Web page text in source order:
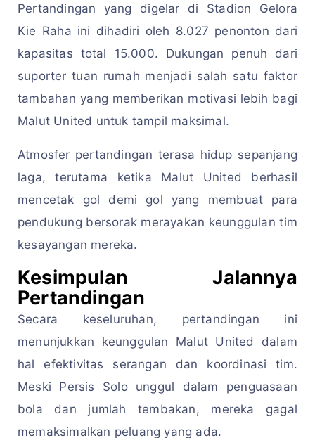
Pertandingan yang digelar di Stadion Gelora
Kie Raha ini dihadiri oleh 8.027 penonton dari
kapasitas total 15.000. Dukungan penuh dari
suporter tuan rumah menjadi salah satu faktor
tambahan yang memberikan motivasi lebih bagi
Malut United untuk tampil maksimal.
Atmosfer pertandingan terasa hidup sepanjang
laga, terutama ketika Malut United berhasil
mencetak gol demi gol yang membuat para
pendukung bersorak merayakan keunggulan tim
kesayangan mereka.
Kesimpulan Jalannya
Pertandingan
Secara keseluruhan, pertandingan ini
menunjukkan keunggulan Malut United dalam
hal efektivitas serangan dan koordinasi tim.
Meski Persis Solo unggul dalam penguasaan
bola dan jumlah tembakan, mereka gagal
memaksimalkan peluang yang ada.